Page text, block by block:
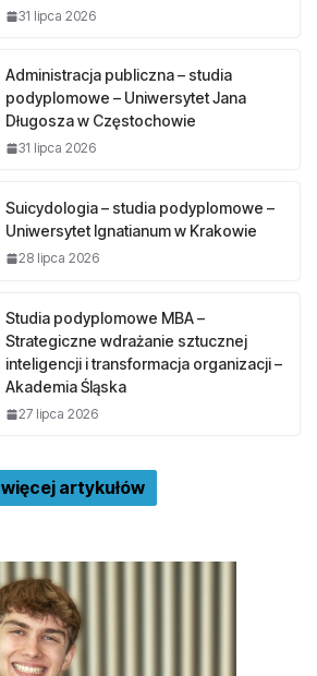
31 lipca 2026
Administracja publiczna – studia
podyplomowe – Uniwersytet Jana
Długosza w Częstochowie
31 lipca 2026
Suicydologia – studia podyplomowe –
Uniwersytet Ignatianum w Krakowie
28 lipca 2026
Studia podyplomowe MBA –
Strategiczne wdrażanie sztucznej
inteligencji i transformacja organizacji –
Akademia Śląska
27 lipca 2026
więcej artykułów